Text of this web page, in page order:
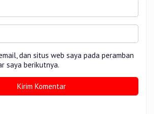
dan situs web saya pada peramban
saya berikutnya.